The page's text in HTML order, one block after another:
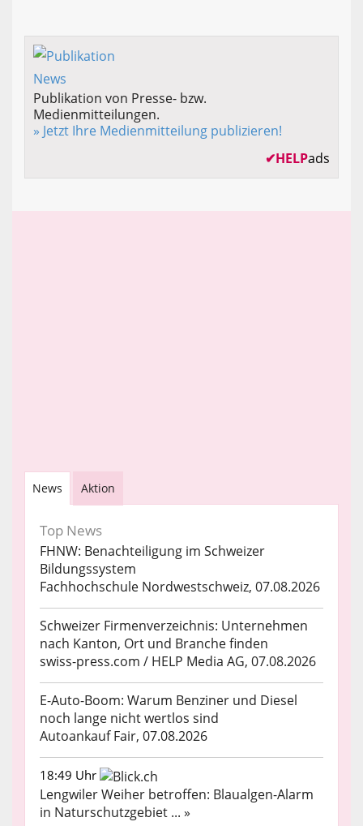
Publikation von Presse- bzw.
Medienmitteilungen.
» Jetzt Ihre Medienmitteilung publizieren!
✔HELPads
News Aktion
Top News
FHNW: Benachteiligung im Schweizer
Bildungssystem
Fachhochschule Nordwestschweiz, 07.08.2026
Schweizer Firmenverzeichnis: Unternehmen
nach Kanton, Ort und Branche finden
swiss-press.com / HELP Media AG, 07.08.2026
E-Auto-Boom: Warum Benziner und Diesel
noch lange nicht wertlos sind
Autoankauf Fair, 07.08.2026
18:49 Uhr
Lengwiler Weiher betroffen: Blaualgen-Alarm
in Naturschutzgebiet ... »